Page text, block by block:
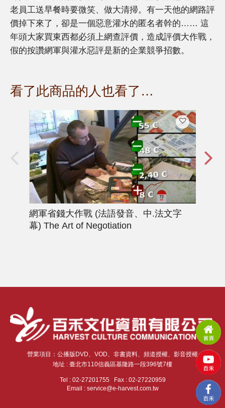
老員工送早餐時要微笑、做大清掃。有一天他的網路評
價掉下來了，卻是一個惡意灌水的匿名者幹的…… 這
年頭大家買東西都必須上網查評價，造成評價大作戰，
假的按讚網軍與灌水惡評是新的企業競爭招數。
看了此商品的人也看了…
網軍省錢大作戰 (法語發音、中.法文字
幕) The Art of Negotiation
營業項目：公播版DVD、VOD、非書資料、頻道授權、影音授權
地址 : 臺北市110信義區基隆路一段396號7樓
Tel : 02-27201755 Fax : 02-27220959
Email : service@e-harvest.com.tw